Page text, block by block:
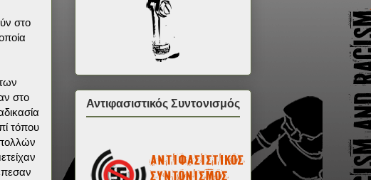
στο
στο
τόπου
Αντιφασιστικός Συντονισμός